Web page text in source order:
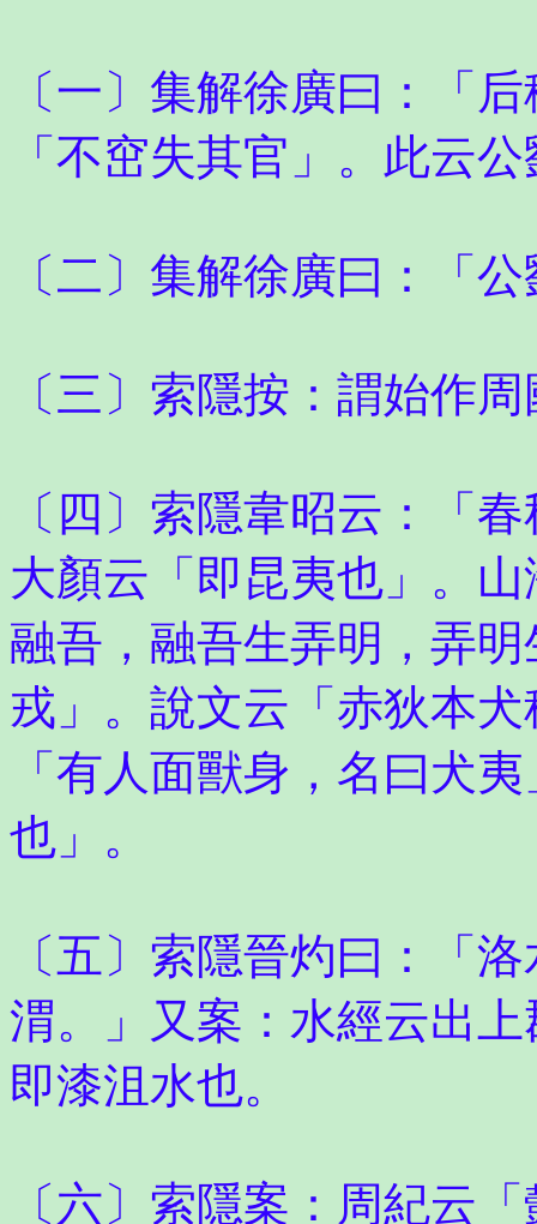
〔一〕集解徐廣曰：「
「不窋失其官」。此云
〔二〕集解徐廣曰：「
〔三〕索隱按：謂始作
〔四〕索隱韋昭云：「
大顏云「即昆夷也」。
融吾，融吾生弄明，弄
戎」。說文云「赤狄本
「有人面獸身，名曰犬
也」。
〔五〕索隱晉灼曰：「
渭。」又案：水經云出
即漆沮水也。
〔六〕索隱案：周紀云